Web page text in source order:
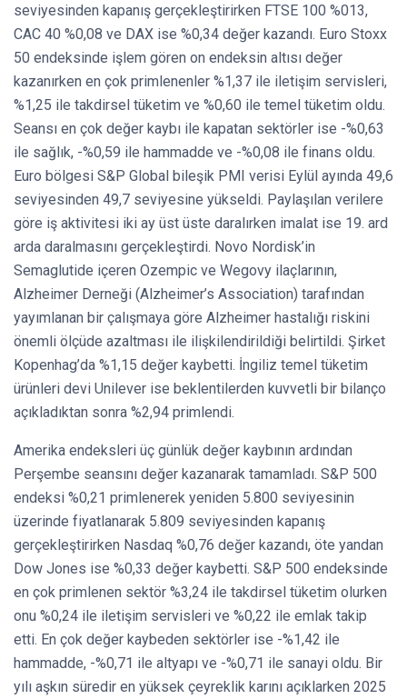
seviyesinden kapanış gerçekleştirirken FTSE 100 %013,
CAC 40 %0,08 ve DAX ise %0,34 değer kazandı. Euro Stoxx
50 endeksinde işlem gören on endeksin altısı değer
kazanırken en çok primlenenler %1,37 ile iletişim servisleri,
%1,25 ile takdirsel tüketim ve %0,60 ile temel tüketim oldu.
Seansı en çok değer kaybı ile kapatan sektörler ise -%0,63
ile sağlık, -%0,59 ile hammadde ve -%0,08 ile finans oldu.
Euro bölgesi S&P Global bileşik PMI verisi Eylül ayında 49,6
seviyesinden 49,7 seviyesine yükseldi. Paylaşılan verilere
göre iş aktivitesi iki ay üst üste daralırken imalat ise 19. ard
arda daralmasını gerçekleştirdi. Novo Nordisk’in
Semaglutide içeren Ozempic ve Wegovy ilaçlarının,
Alzheimer Derneği (Alzheimer’s Association) tarafından
yayımlanan bir çalışmaya göre Alzheimer hastalığı riskini
önemli ölçüde azaltması ile ilişkilendirildiği belirtildi. Şirket
Kopenhag’da %1,15 değer kaybetti. İngiliz temel tüketim
ürünleri devi Unilever ise beklentilerden kuvvetli bir bilanço
açıkladıktan sonra %2,94 primlendi.
Amerika endeksleri üç günlük değer kaybının ardından
Perşembe seansını değer kazanarak tamamladı. S&P 500
endeksi %0,21 primlenerek yeniden 5.800 seviyesinin
üzerinde fiyatlanarak 5.809 seviyesinden kapanış
gerçekleştirirken Nasdaq %0,76 değer kazandı, öte yandan
Dow Jones ise %0,33 değer kaybetti. S&P 500 endeksinde
en çok primlenen sektör %3,24 ile takdirsel tüketim olurken
onu %0,24 ile iletişim servisleri ve %0,22 ile emlak takip
etti. En çok değer kaybeden sektörler ise -%1,42 ile
hammadde, -%0,71 ile altyapı ve -%0,71 ile sanayi oldu. Bir
yılı aşkın süredir en yüksek çeyreklik karını açıklarken 2025